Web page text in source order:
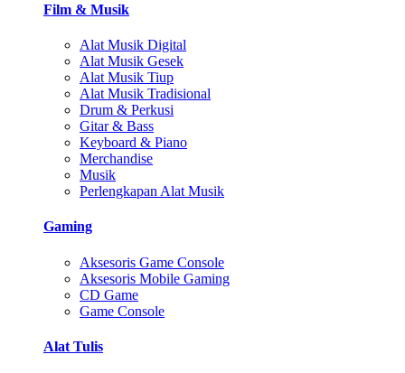
Film & Musik
Alat Musik Digital
Alat Musik Gesek
Alat Musik Tiup
Alat Musik Tradisional
Drum & Perkusi
Gitar & Bass
Keyboard & Piano
Merchandise
Musik
Perlengkapan Alat Musik
Gaming
Aksesoris Game Console
Aksesoris Mobile Gaming
CD Game
Game Console
Alat Tulis